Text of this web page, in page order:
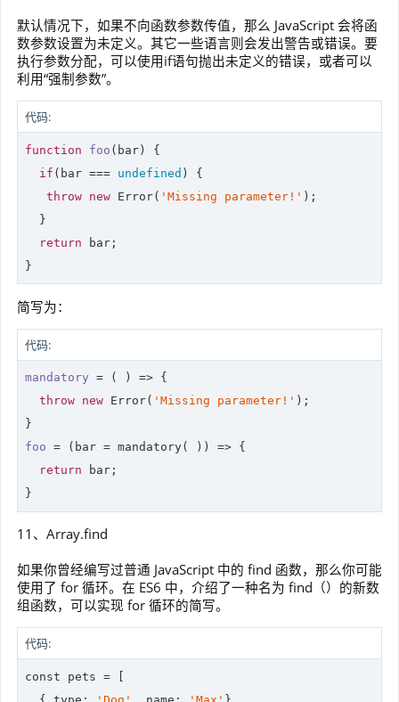
默认情况下，如果不向函数参数传值，那么 JavaScript 会将函
数参数设置为未定义。其它一些语言则会发出警告或错误。要
执行参数分配，可以使用if语句抛出未定义的错误，或者可以
利用“强制参数”。
代码:
function foo ( bar) {
if (bar === undefined ) {
throw new Error( 'Missing parameter!' );
  }
return bar;
简写为：
代码:
mandatory = ( ) => {
throw new Error( 'Missing parameter!' );
foo = (bar = mandatory( )) => {
return bar;
11、Array.find
如果你曾经编写过普通 JavaScript 中的 find 函数，那么你可能
使用了 for 循环。在 ES6 中，介绍了一种名为 find（）的新数
组函数，可以实现 for 循环的简写。
代码:
const pets = [